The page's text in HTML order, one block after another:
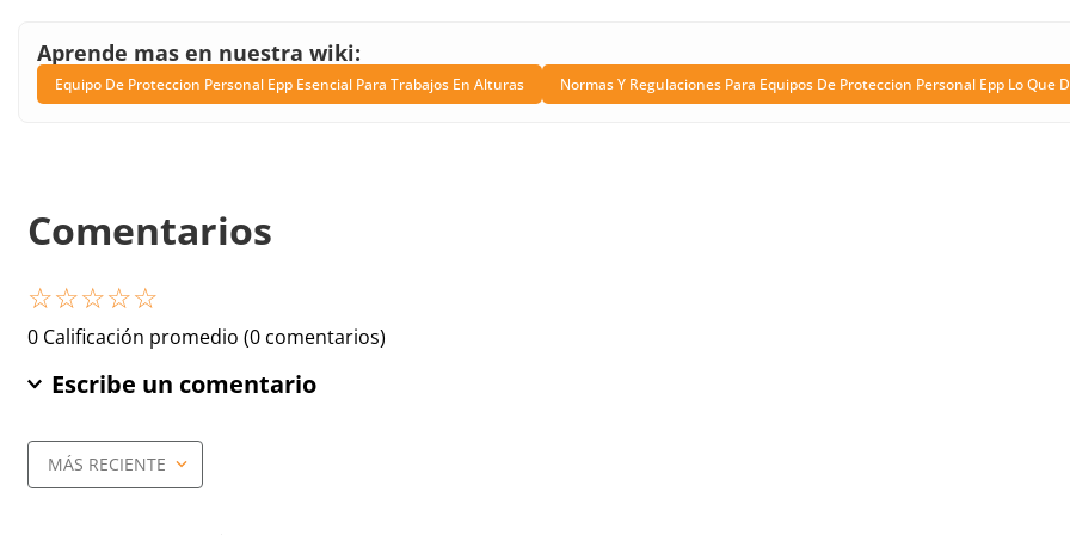
Aprende mas en nuestra wiki:
Equipo De Proteccion Personal Epp Esencial Para Trabajos En Alturas Normas Y Regulaciones Para Equipos De Proteccion Personal Epp Lo Que
Comentarios
☆☆☆☆☆
0 Calificación promedio (0 comentarios)
Escribe un comentario
Agregar comentario
MÁS RECIENTE